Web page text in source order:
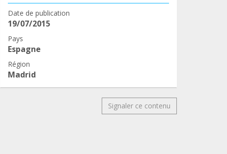
Date de publication
19/07/2015
Pays
Espagne
Région
Madrid
Signaler ce contenu